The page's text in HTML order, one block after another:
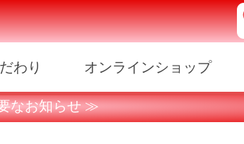
わり オンラインショップ
なお知らせ ≫